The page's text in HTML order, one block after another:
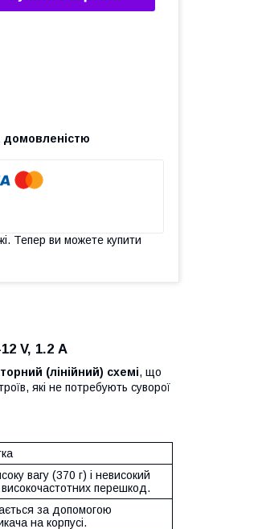
домовленістю
Тепер ви можете купити
V, 1.2 А
(лінійний) схемі, що
які не потребують суворої
вагу (370 г) і невисокий
високочастотних перешкод.
за допомогою
на корпусі.